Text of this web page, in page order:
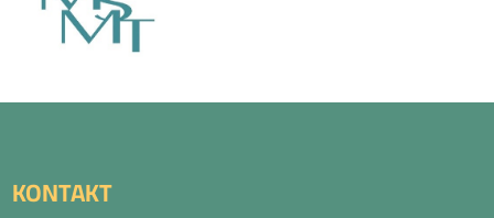
KONTAKT